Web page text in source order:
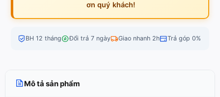
ơn quý khách!
BH 12 tháng Đổi trả 7 ngày Giao nhanh 2h Trả góp 0%
Mô tả sản phẩm